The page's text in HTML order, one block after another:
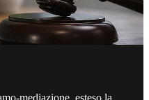
mediazione, esteso la